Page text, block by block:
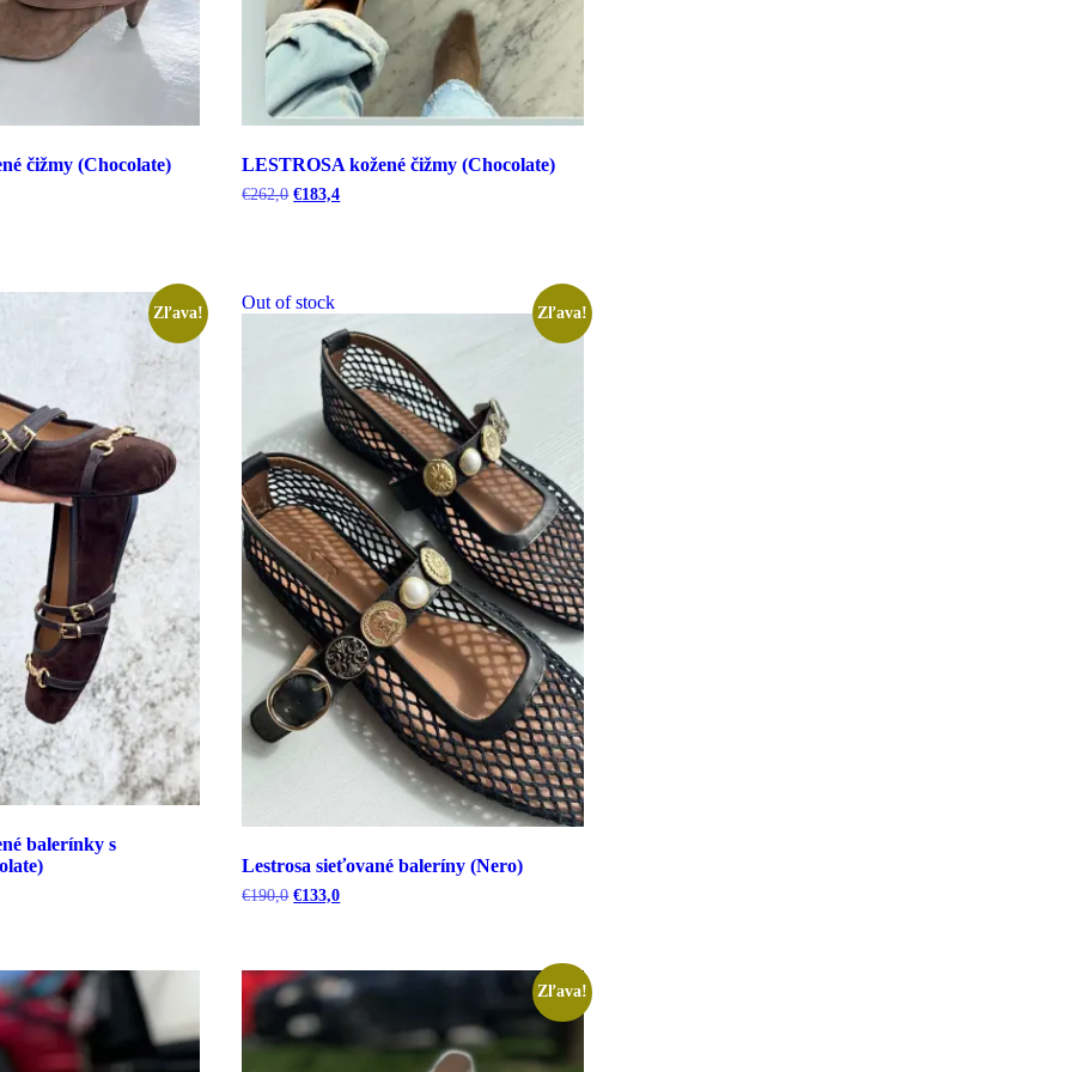
čižmy (Chocolate) LESTROSA kožené čižmy (Chocolate)
€262,0 Pôvodná
€183,4Aktuálna
Zľava!
balerínky s
Out of stock
Zľava!
Lestrosa sieťované baleríny (Nero)
€190,0 Pôvodná
€133,0Aktuálna
Zľava!